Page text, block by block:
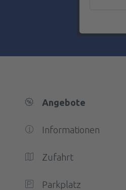
Angebote
Informationen
Zufahrt
Parkplatz